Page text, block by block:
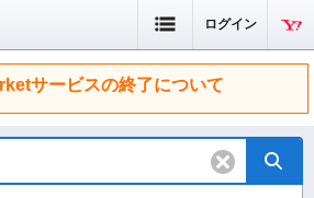
ログイン
サービスの終了について